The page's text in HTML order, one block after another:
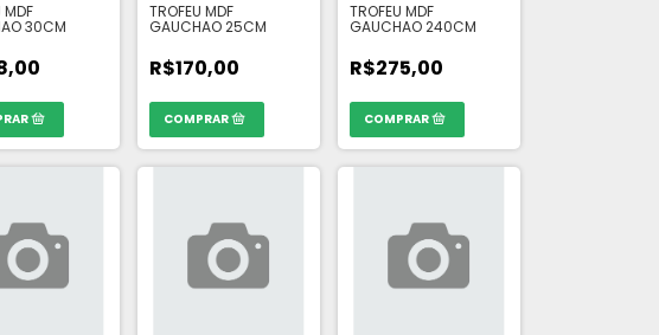
MDF
30CM
TROFEU MDF
GAUCHAO 25CM
R$170,00
TROFEU MDF
GAUCHAO 240CM
R$275,00